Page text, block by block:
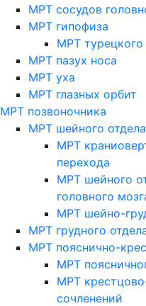
МРТ сосудов
МРТ гипофиза
МРТ турецкого
МРТ пазух носа
МРТ уха
МРТ глазных орбит
МРТ позвоночника
МРТ шейного отдела
МРТ
перехода
МРТ шейного
головного
МРТ шейно-
МРТ грудного
МРТ пояснично-
МРТ
МРТ
сочленений